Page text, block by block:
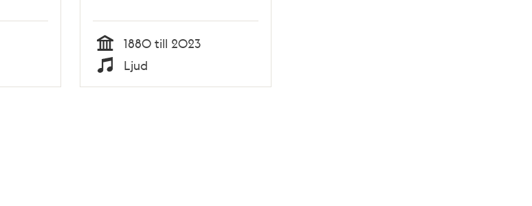
Tid
1880 till 2023
Typ
Ljud